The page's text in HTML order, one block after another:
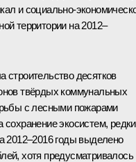
и социально-
территории на 2012–
строительство десятков
твёрдых коммунальных
с лесными пожарами
экосистем,
2012–2016 годы выделено
хотя предусматривалось